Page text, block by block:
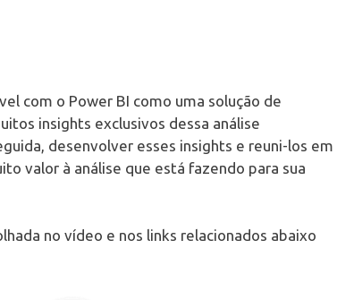
com o Power BI como uma solução de
insights exclusivos dessa análise
desenvolver esses insights e reuni-los em
valor à análise que está fazendo para sua
no vídeo e nos links relacionados abaixo